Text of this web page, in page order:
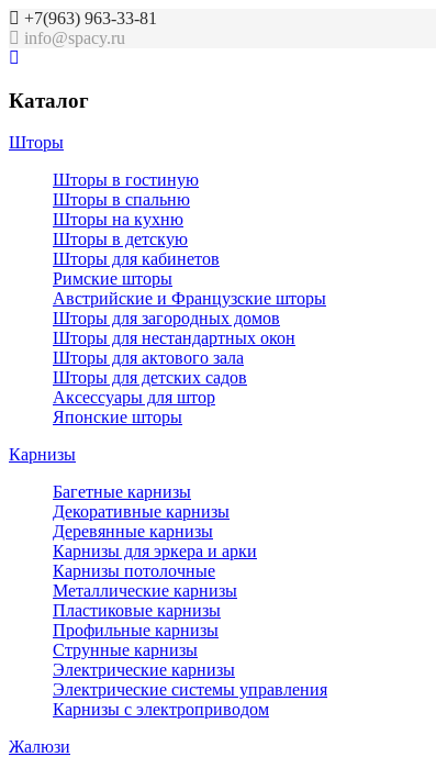
+7(963) 963-33-81
info@spacy.ru
Каталог
Шторы
Шторы в гостиную
Шторы в спальню
Шторы на кухню
Шторы в детскую
Шторы для кабинетов
Римские шторы
Австрийские и Французские шторы
Шторы для загородных домов
Шторы для нестандартных окон
Шторы для актового зала
Шторы для детских садов
Аксессуары для штор
Японские шторы
Карнизы
Багетные карнизы
Декоративные карнизы
Деревянные карнизы
Карнизы для эркера и арки
Карнизы потолочные
Металлические карнизы
Пластиковые карнизы
Профильные карнизы
Струнные карнизы
Электрические карнизы
Электрические системы управления
Карнизы с электроприводом
Жалюзи